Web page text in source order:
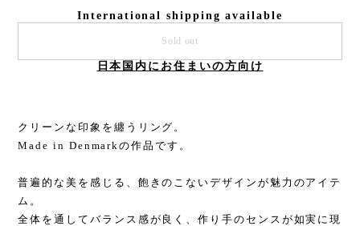
International shipping available
Sold out
日本国内にお住まいの方向け
クリーンな印象を纏うリング。
Made in Denmarkの作品です。
普遍的な美を感じる、飽きのこないデザインが魅力のアイテ
ム。
全体を通してバランス感が良く、作り手のセンスが如実に現